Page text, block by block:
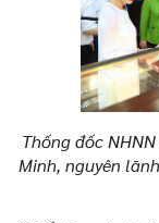
Thống đốc
Minh, nguyên